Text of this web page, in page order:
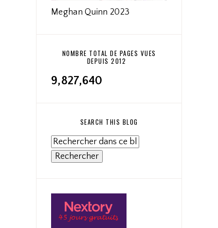
Meghan Quinn 2023
NOMBRE TOTAL DE PAGES VUES
DEPUIS 2012
9,827,640
SEARCH THIS BLOG